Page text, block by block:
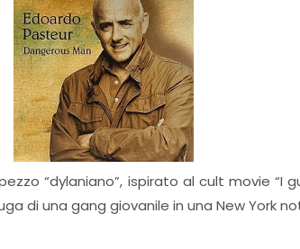
“dylaniano”, ispirato al cult movie “I
di una gang giovanile in una New York